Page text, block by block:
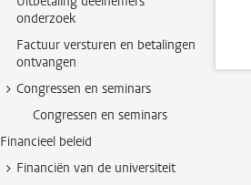
onderzoek
Factuur versturen en betalingen
ontvangen
Congressen en seminars
Congressen en seminars
Financieel beleid
Financiën van de universiteit